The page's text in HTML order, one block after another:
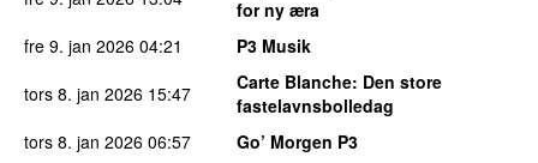
for ny æra
fre 9. jan 2026 04:21
P3 Musik
tors 8. jan 2026 15:47 Carte Blanche: Den store
fastelavnsbolledag
tors 8. jan 2026 06:57
Go’ Morgen P3